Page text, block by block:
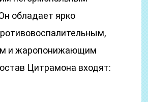
обладает ярко
и жаропонижающим
Цитрамона входят: